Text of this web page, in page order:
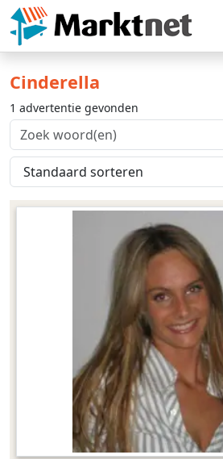
Cinderella
1 advertentie gevonden